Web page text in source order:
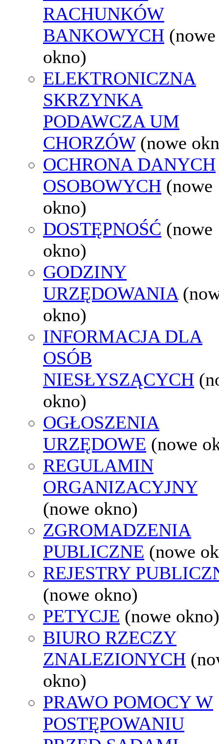
RACHUNKÓW
BANKOWYCH (nowe
okno)
ELEKTRONICZNA
SKRZYNKA
PODAWCZA UM
CHORZÓW (nowe
OCHRONA DANYCH
OSOBOWYCH (nowe
okno)
DOSTĘPNOŚĆ (nowe
okno)
GODZINY
URZĘDOWANIA
okno)
INFORMACJA DLA
OSÓB
NIESŁYSZĄCYCH
okno)
OGŁOSZENIA
URZĘDOWE (nowe
REGULAMIN
ORGANIZACYJNY
(nowe okno)
ZGROMADZENIA
PUBLICZNE (nowe
REJESTRY
(nowe okno)
PETYCJE (nowe okno)
BIURO RZECZY
ZNALEZIONYCH
okno)
PRAWO POMOCY W
POSTĘPOWANIU